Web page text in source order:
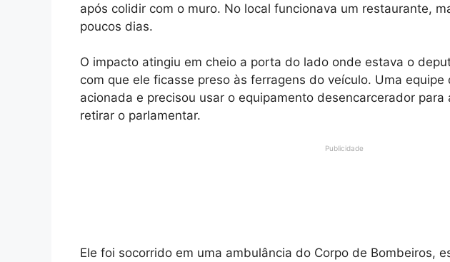
após colidir com o muro. No local funcionava um restaurante,
poucos dias.
O impacto atingiu em cheio a porta do lado onde estava o
com que ele ficasse preso às ferragens do veículo. Uma
acionada e precisou usar o equipamento desencarcerador
retirar o parlamentar.
Publicidade
Ele foi socorrido em uma ambulância do Corpo de Bombeiros,